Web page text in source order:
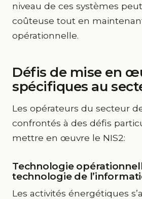
niveau de ces systèmes
coûteuse tout en
opérationnelle.
Défis de mise en
spécifiques au
Les opérateurs du secteur
confrontés à des défis
mettre en œuvre le NIS2:
Technologie
technologie de
Les activités énergétiques